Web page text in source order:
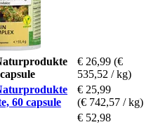
€ 26,99 (€
535,52 / kg)
60 capsule
€ 25,99
(€ 742,57 / kg)
€ 52,98